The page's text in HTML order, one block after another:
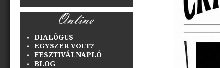
DIALÓGUS
EGYSZER VOLT?
FESZTIVÁLNAPLÓ
BLOG